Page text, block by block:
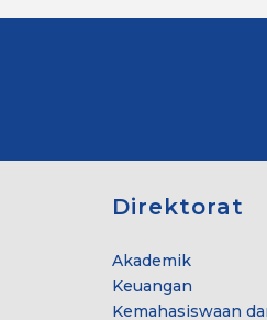
Direktorat
Akademik
Keuangan
Kemahasiswaan